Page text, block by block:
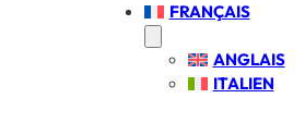
FRANÇAIS
ANGLAIS
ITALIEN